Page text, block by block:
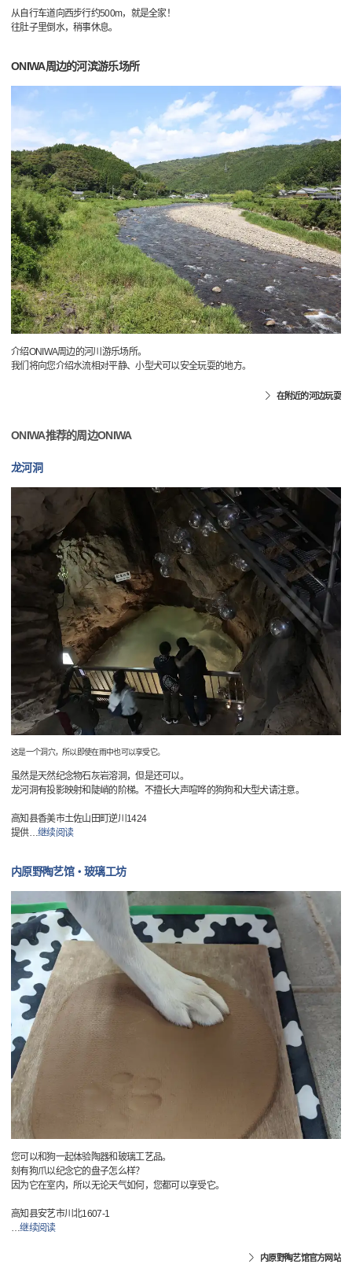
从自行车道向西步行约500m，就是全家！
往肚子里倒水，稍事休息。
ONIWA周边的河滨游乐场所
介绍ONIWA周边的河川游乐场所。
我们将向您介绍水流相对平静、小型犬可以安全玩耍的地方。
在附近的河边玩耍
ONIWA推荐的周边ONIWA
龙河洞
这是一个洞穴，所以即使在雨中也可以享受它。
虽然是天然纪念物石灰岩溶洞，但是还可以。
龙河洞有投影映射和陡峭的阶梯。不擅长大声喧哗的狗狗和大型犬请注意。
高知县香美市土佐山田町逆川1424
提供…继续阅读
内原野陶艺馆・玻璃工坊
您可以和狗一起体验陶器和玻璃工艺品。
刻有狗爪以纪念它的盘子怎么样？
因为它在室内，所以无论天气如何，您都可以享受它。
高知县安艺市川北1607-1
…继续阅读
内原野陶艺馆官方网站